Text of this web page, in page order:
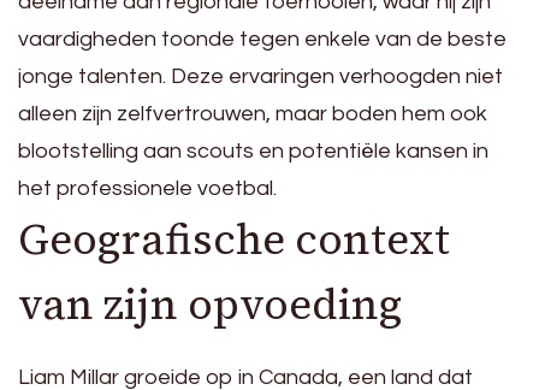
vaardigheden toonde tegen enkele van de beste
jonge talenten. Deze ervaringen verhoogden niet
alleen zijn zelfvertrouwen, maar boden hem ook
blootstelling aan scouts en potentiële kansen in
het professionele voetbal.
Geografische context
van zijn opvoeding
Liam Millar groeide op in Canada, een land dat